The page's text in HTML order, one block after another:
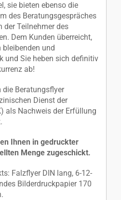
sie bieten ebenso die
des Beratungsgespräches
der Teilnehmer des
Dem Kunden überreicht,
bleibenden und
und Sie heben sich definitiv
ab!
die Beratungsflyer
Dienst der
als Nachweis der Erfüllung
Ihnen in gedruckter
Menge zugeschickt.
Falzflyer DIN lang, 6-12-
Bilderdruckpapier 170